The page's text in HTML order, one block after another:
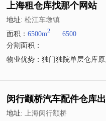
上海租仓库找那个网站
地址: 松江车墩镇
面积： 6500m2 6500
分割面积：
物业优势：独门独院单层仓库
闵行颛桥汽车配件仓库
地址: 上海闵行颛桥